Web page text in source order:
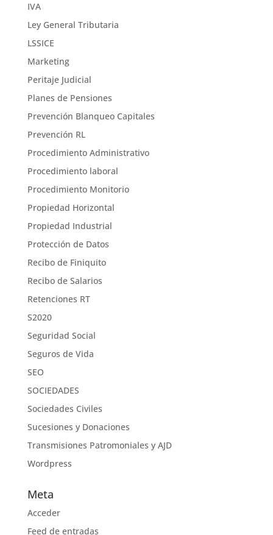
IVA
Ley General Tributaria
LSSICE
Marketing
Peritaje Judicial
Planes de Pensiones
Prevención Blanqueo Capitales
Prevención RL
Procedimiento Administrativo
Procedimiento laboral
Procedimiento Monitorio
Propiedad Horizontal
Propiedad Industrial
Protección de Datos
Recibo de Finiquito
Recibo de Salarios
Retenciones RT
S2020
Seguridad Social
Seguros de Vida
SEO
SOCIEDADES
Sociedades Civiles
Sucesiones y Donaciones
Transmisiones Patromoniales y AJD
Wordpress
Meta
Acceder
Feed de entradas